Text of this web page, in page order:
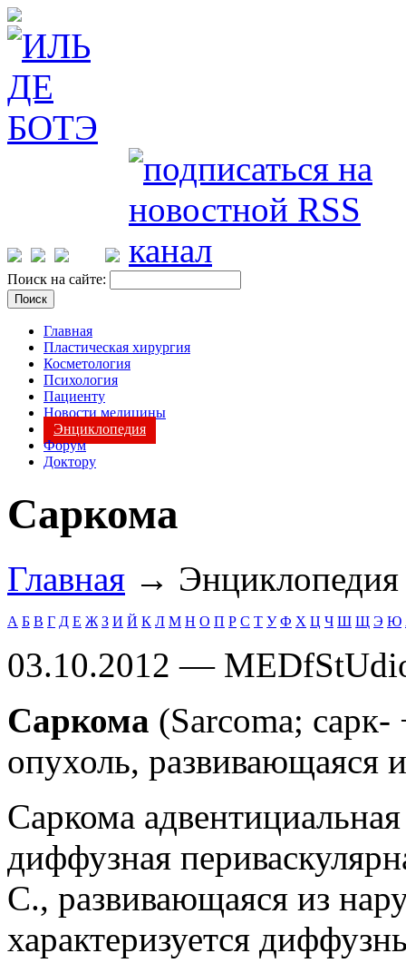
Поиск на сайте:
Главная
Пластическая хирургия
Косметология
Психология
Пациенту
Новости медицины
Энциклопедия
Форум
Доктору
Саркома
Главная →
А Б В Г Д Е Ж З И Й К Л М Н О П Р С Т У Ф Х Ц Ч Ш Щ Э Ю
03.10.2012 —
Саркома (Sarcoma;
опухоль, развивающаяся
Саркома
диффузная
С., развивающаяся из
характеризуется